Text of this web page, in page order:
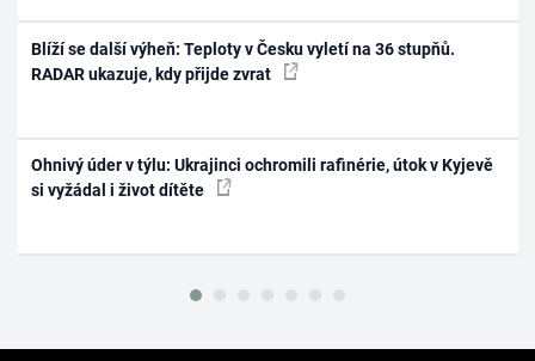
Blíží se další výheň: Teploty v Česku vyletí na 36 stupňů.
RADAR ukazuje, kdy přijde zvrat
Ohnivý úder v týlu: Ukrajinci ochromili rafinérie, útok v Kyjevě
si vyžádal i život dítěte